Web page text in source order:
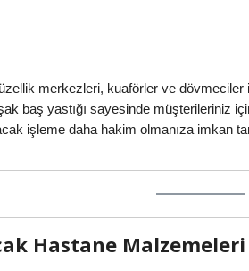
merkezleri, kuaförler ve
baş yastığı sayesinde müşterileriniz
işleme daha hakim olmanıza imkan
Hastane Malzemeleri